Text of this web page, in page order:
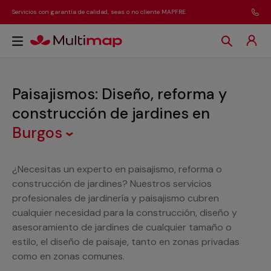
Servicios con garantía de calidad, seas o no cliente MAPFRE
Paisajismos: Diseño, reforma y
construcción de jardines en
Burgos
¿Necesitas un experto en paisajismo, reforma o
construcción de jardines? Nuestros servicios
profesionales de jardinería y paisajismo cubren
cualquier necesidad para la construcción, diseño y
asesoramiento de jardines de cualquier tamaño o
estilo, el diseño de paisaje, tanto en zonas privadas
como en zonas comunes.